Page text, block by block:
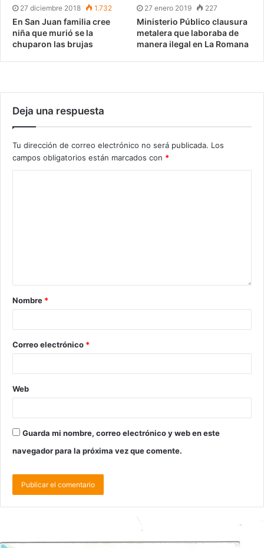
27 diciembre 2018 1.732
En San Juan familia cree
niña que murió se la
chuparon las brujas
27 enero 2019 227
Ministerio Público clausura
metalera que laboraba de
manera ilegal en La Romana
Deja una respuesta
Tu dirección de correo electrónico no será publicada. Los
campos obligatorios están marcados con *
Nombre *
Correo electrónico *
Web
Guarda mi nombre, correo electrónico y web en este
navegador para la próxima vez que comente.